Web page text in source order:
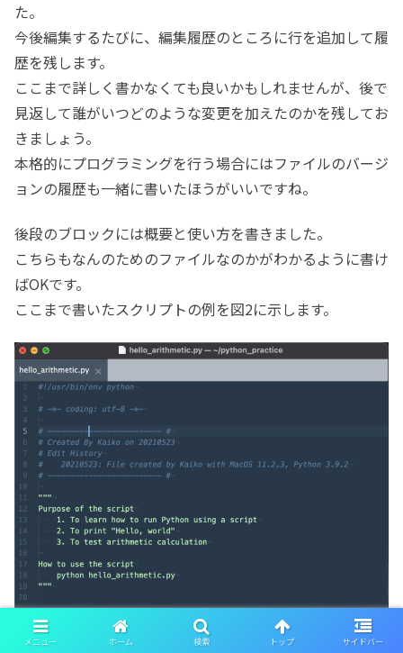
た。
今後編集するたびに、編集履歴のところに行を追加して履
歴を残します。
ここまで詳しく書かなくても良いかもしれませんが、後で
見返して誰がいつどのような変更を加えたのかを残してお
きましょう。
本格的にプログラミングを行う場合にはファイルのバージ
ョンの履歴も一緒に書いたほうがいいですね。
後段のブロックには概要と使い方を書きました。
こちらもなんのためのファイルなのかがわかるように書け
ばOKです。
ここまで書いたスクリプトの例を図2に示します。
メニュー ホーム 検索 トップ サイドバー